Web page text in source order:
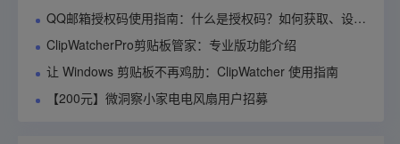
QQ邮箱授权码使用指南：什么是授权码？如何获取、设置与管理？
ClipWatcherPro剪贴板管家：专业版功能介绍
让 Windows 剪贴板不再鸡肋：ClipWatcher 使用指南
【200元】微洞察小家电电风扇用户招募